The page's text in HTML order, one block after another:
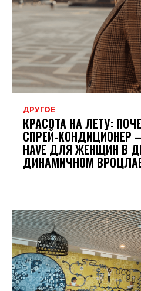
ДРУГОЕ
КРАСОТА НА ЛЕТУ:
СПРЕЙ-КОНДИЦИОНЕР
HAVE ДЛЯ ЖЕНЩИН В
ДИНАМИЧНОМ